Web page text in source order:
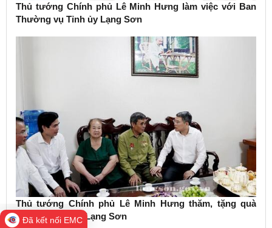
Thủ tướng Chính phủ Lê Minh Hưng làm việc với Ban
Thường vụ Tỉnh ủy Lạng Sơn
Thủ tướng Chính phủ Lê Minh Hưng thăm, tặng quà
thương binh tại Lạng Sơn
Đã kết nối EMC